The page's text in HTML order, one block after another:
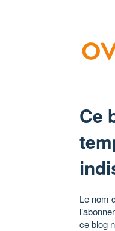
Ce
Le nom
ce blog